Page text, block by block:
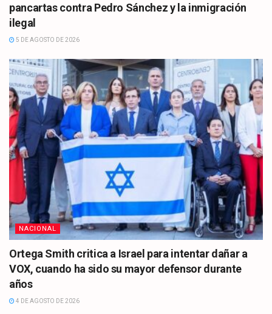
pancartas contra Pedro Sánchez y la inmigración
ilegal
5 DE AGOSTO DE 2026
NACIONAL
Ortega Smith critica a Israel para intentar dañar a
VOX, cuando ha sido su mayor defensor durante
años
4 DE AGOSTO DE 2026